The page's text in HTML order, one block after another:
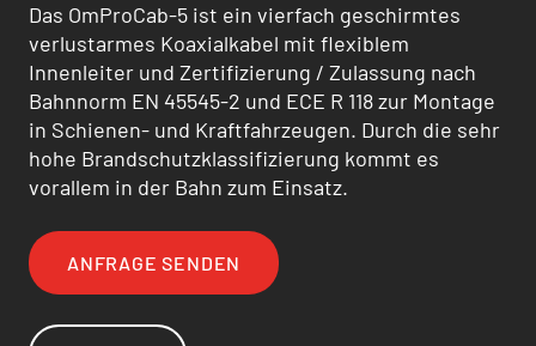
Das OmProCab-5 ist ein vierfach geschirmtes
verlustarmes Koaxialkabel mit flexiblem
Innenleiter und Zertifizierung / Zulas­sung nach
Bahnnorm EN 45545-2 und ECE R 118 zur Montage
in Schienen- und Kraftfahrzeugen. Durch die sehr
hohe Brandschutzklassifizierung kommt es
vorallem in der Bahn zum Einsatz.
ANFRAGE SENDEN